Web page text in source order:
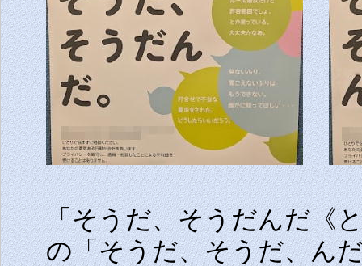
「そうだ、そうだんだ《
の「そうだ、そうだ、ん